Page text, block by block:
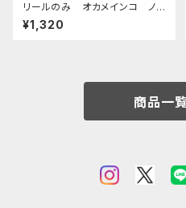
リールのみ オカメインコ ノ
ーマル レッドブラウン おか
めいんこ
¥1,320
商品一